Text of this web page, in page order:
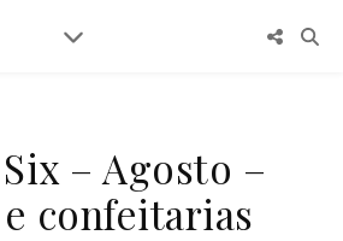
– Agosto –
e confeitarias